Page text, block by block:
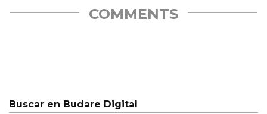
COMMENTS
Buscar en Budare Digital